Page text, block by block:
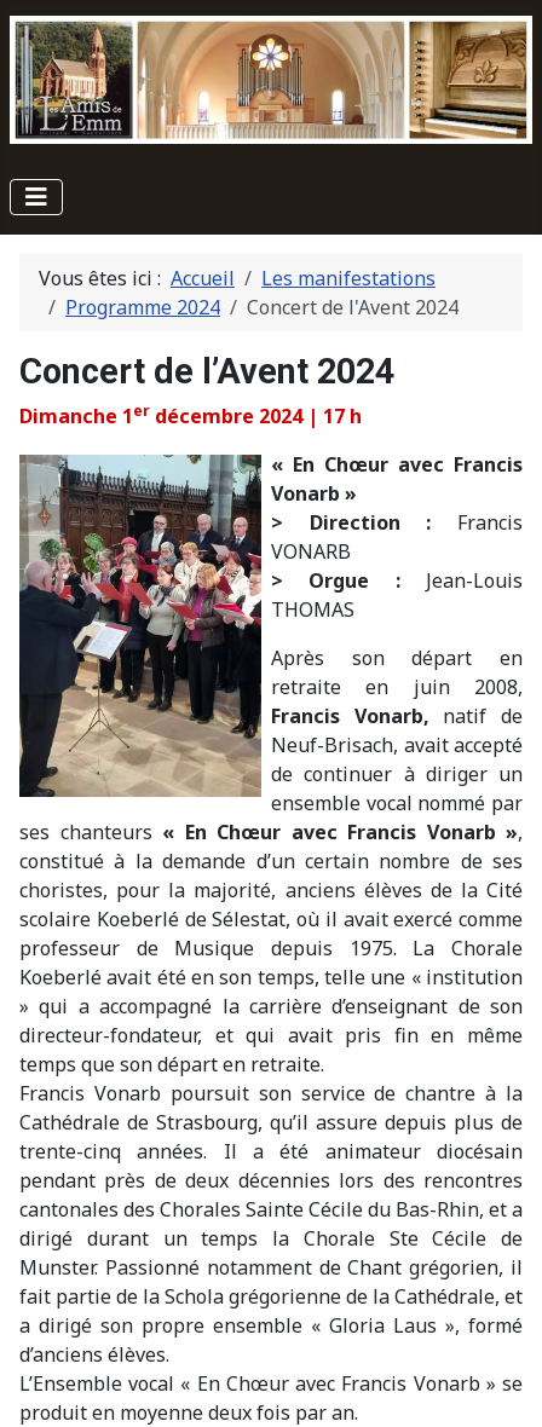
Vous êtes ici : Accueil
Les manifestations
Programme 2024
Concert de l'Avent 2024
Concert de l’Avent 2024
Dimanche 1er décembre 2024 | 17 h
« En Chœur avec Francis
Vonarb »
> Direction : Francis
VONARB
> Orgue :Jean-Louis
THOMAS
Après son départ en
retraite en juin 2008,
Francis Vonarb, natif de
Neuf-Brisach, avait accepté
de continuer à diriger un
ensemble vocal nommé par
ses chanteurs « En Chœur avec Francis Vonarb »,
constitué à la demande d’un certain nombre de ses
choristes, pour la majorité, anciens élèves de la Cité
scolaire Koeberlé de Sélestat, où il avait exercé comme
professeur de Musique depuis 1975. La Chorale
Koeberlé avait été en son temps, telle une « institution
» qui a accompagné la carrière d’enseignant de son
directeur-fondateur, et qui avait pris fin en même
temps que son départ en retraite.
Francis Vonarb poursuit son service de chantre à la
Cathédrale de Strasbourg, qu’il assure depuis plus de
trente-cinq années. Il a été animateur diocésain
pendant près de deux décennies lors des rencontres
cantonales des Chorales Sainte Cécile du Bas-Rhin, et a
dirigé durant un temps la Chorale Ste Cécile de
Munster. Passionné notamment de Chant grégorien, il
fait partie de la Schola grégorienne de la Cathédrale, et
a dirigé son propre ensemble « Gloria Laus », formé
d’anciens élèves.
L’Ensemble vocal « En Chœur avec Francis Vonarb » se
produit en moyenne deux fois par an.